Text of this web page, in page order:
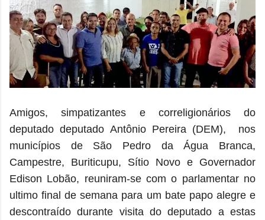
Amigos, simpatizantes e correligionários do
deputadodeputado Antônio Pereira (DEM), nos
municípios de São Pedro da Água Branca,
Campestre, Buriticupu, Sítio Novo e Governador
Edison Lobão, reuniram-se com o parlamentar no
ultimo final de semana para um bate papo alegre e
descontraído durante visita do deputado a estas